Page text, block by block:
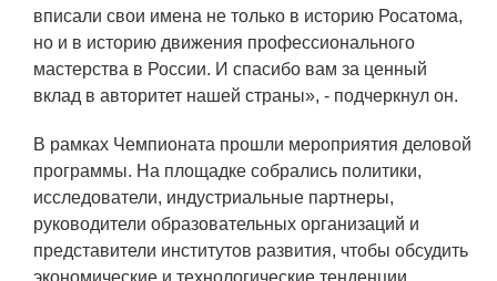
Новый Снежинск
Оформление анкетного материала РФЯЦ
- ВНИИТФ
Практика для студентов
вписали свои имена не только в историю Росатома,
но и в историю движения профессионального
мастерства в России. И спасибо вам за ценный
вклад в авторитет нашей страны», - подчеркнул он.
В рамках Чемпионата прошли мероприятия деловой
программы. На площадке собрались политики,
исследователи, индустриальные партнеры,
руководители образовательных организаций и
представители институтов развития, чтобы обсудить
экономические и технологические тенденции,